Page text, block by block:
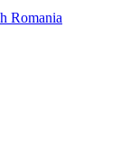
Romania